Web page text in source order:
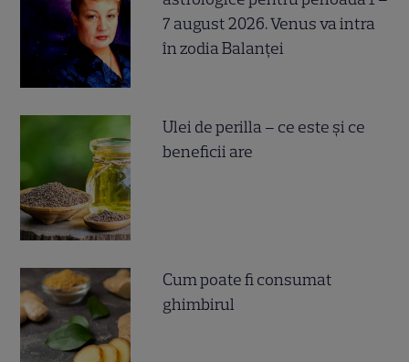
7 august 2026. Venus va intra
în zodia Balanței
Ulei de perilla – ce este și ce
beneficii are
Cum poate fi consumat
ghimbirul